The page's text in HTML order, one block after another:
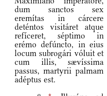
dum sanctos sex
eremítas in cárcere
deténtos visitáret atque
refíceret, séptimo in
erémo defúncto, in eius
locum subrogári vóluit et
cum illis, sævíssima
passus, martyrii palmam
adéptus est.